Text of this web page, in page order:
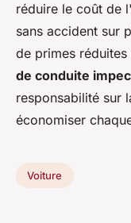
réduire le coût de
sans accident sur
de primes
de conduite
responsabilité sur
économiser
Voiture